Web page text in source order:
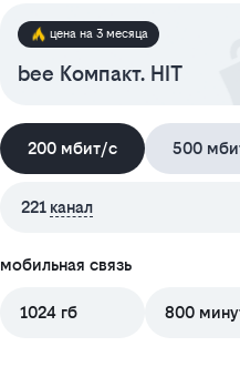
цена на 3 месяца
bee Компакт. HIT
200 мбит/с 500
221 канал
мобильная связь
1024 гб 800